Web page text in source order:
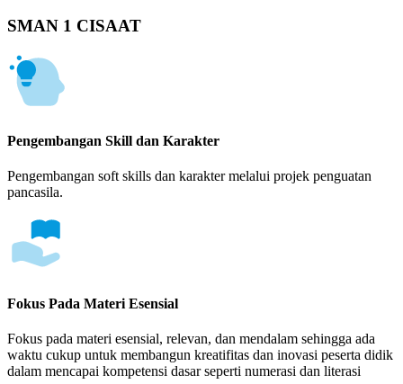
SMAN 1 CISAAT
Pengembangan Skill dan Karakter
Pengembangan soft skills dan karakter melalui projek penguatan
pancasila.
Fokus Pada Materi Esensial
Fokus pada materi esensial, relevan, dan mendalam sehingga ada
waktu cukup untuk membangun kreatifitas dan inovasi peserta didik
dalam mencapai kompetensi dasar seperti numerasi dan literasi